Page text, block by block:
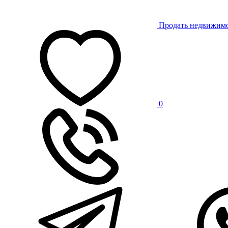
Продать
0